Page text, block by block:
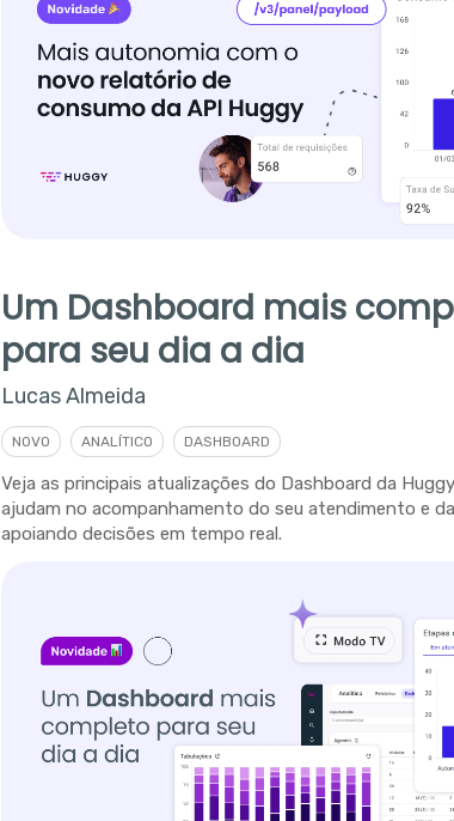
Um Dashboard mais
para seu dia a dia
Lucas Almeida
NOVO ANALÍTICO DASHBOARD
Veja as principais atualizações do Dashboard da
ajudam no acompanhamento do seu atendimento e
apoiando decisões em tempo real.